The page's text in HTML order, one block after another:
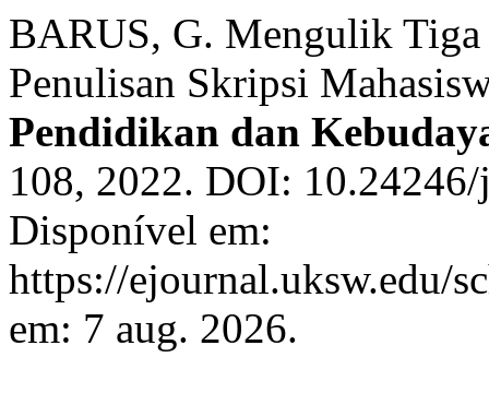
BARUS, G. Mengulik Tiga
Penulisan Skripsi
Pendidikan dan
108, 2022. DOI:
Disponível em:
https://ejournal.uksw.edu/
em: 7 aug. 2026.